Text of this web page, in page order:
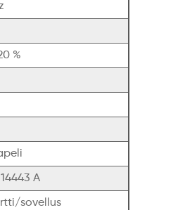
%
A
sovellus